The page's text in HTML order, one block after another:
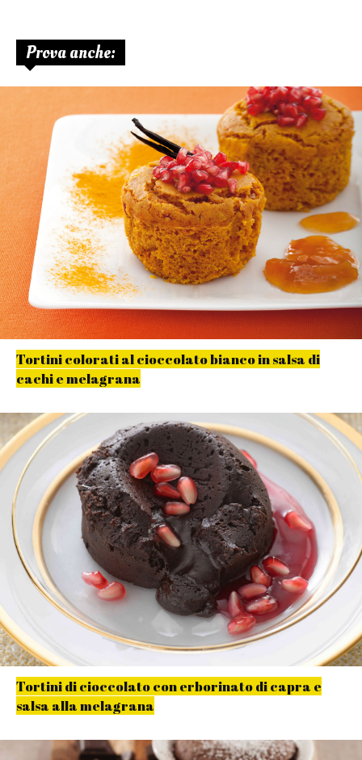
Prova anche:
Tortini colorati al cioccolato bianco in salsa di
cachi e melagrana
Tortini di cioccolato con erborinato di capra e
salsa alla melagrana